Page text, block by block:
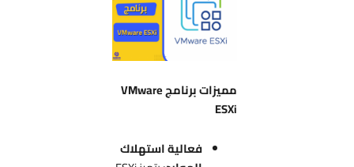
مميزات برنامج VMware
ESXi
فعالية استهلاك